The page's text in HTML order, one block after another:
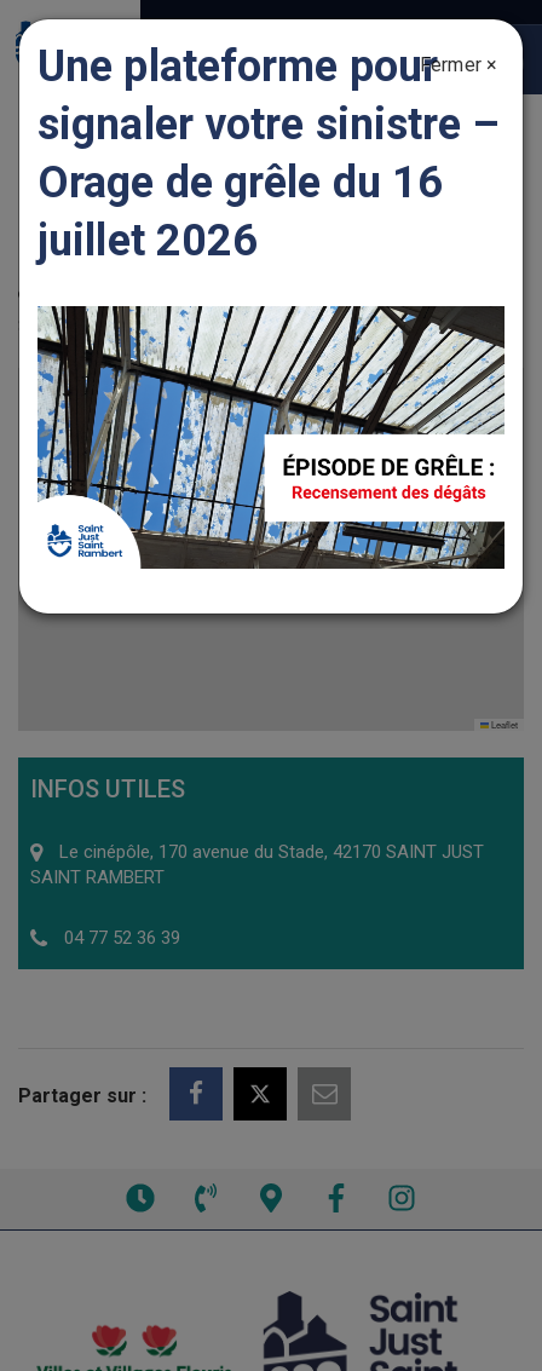
LÉA GUILBAUD
Localisation
SAINT RAMBERT
+
−
Leaflet
INFOS UTILES
Le cinépôle, 170 avenue du Stade, 42170 SAINT JUST
SAINT RAMBERT
04 77 52 36 39
Partager sur :
Voir
téléphone
Facebook
Fermer ×
Une plateforme pour
signaler votre sinistre –
Orage de grêle du 16
juillet 2026